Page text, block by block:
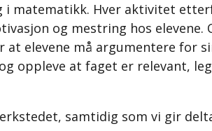
matematikk. Hver aktivitet
og mestring hos elevene.
elevene må argumentere for
oppleve at faget er relevant,
samtidig som vi gir